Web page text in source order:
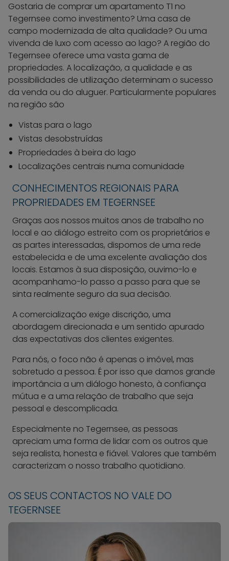
Gostaria de comprar um apartamento T1 no
Tegernsee como investimento? Uma casa de
campo modernizada de alta qualidade? Ou uma
vivenda de luxo com acesso ao lago? A região do
Tegernsee oferece uma vasta gama de
propriedades. A localização, a qualidade e as
possibilidades de utilização determinam o sucesso
da venda ou do aluguer. Particularmente populares
na região são
Vistas para o lago
Vistas desobstruídas
Propriedades à beira do lago
Localizações centrais numa comunidade
CONHECIMENTOS REGIONAIS PARA
PROPRIEDADES EM TEGERNSEE
Graças aos nossos muitos anos de trabalho no
local e ao diálogo estreito com os proprietários e
as partes interessadas, dispomos de uma rede
estabelecida e de uma excelente avaliação dos
locais. Estamos à sua disposição, ouvimo-lo e
acompanhamo-lo passo a passo para que se
sinta realmente seguro da sua decisão.
A comercialização exige discrição, uma
abordagem direcionada e um sentido apurado
das expectativas dos clientes exigentes.
Para nós, o foco não é apenas o imóvel, mas
sobretudo a pessoa. É por isso que damos grande
importância a um diálogo honesto, à confiança
mútua e a uma relação de trabalho que seja
pessoal e descomplicada.
Especialmente no Tegernsee, as pessoas
apreciam uma forma de lidar com os outros que
seja realista, honesta e fiável. Valores que também
caracterizam o nosso trabalho quotidiano.
OS SEUS CONTACTOS NO VALE DO
TEGERNSEE